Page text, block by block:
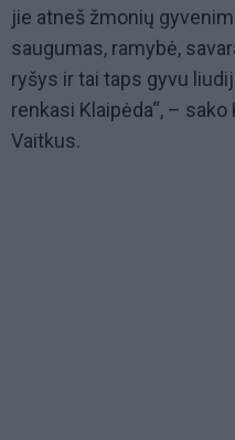
jie atneš žmonių
saugumas, ramybė,
ryšys ir tai taps gyvu
renkasi Klaipėda“, –
Vaitkus.